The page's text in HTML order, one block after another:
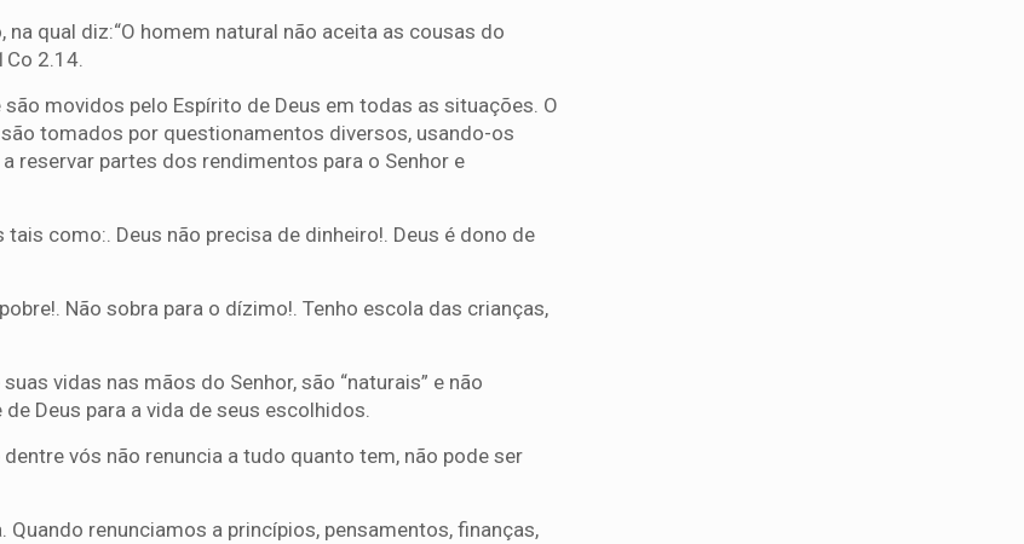
qual diz:“O homem natural não aceita as cousas do
2.14.
movidos pelo Espírito de Deus em todas as situações. O
tomados por questionamentos diversos, usando-os
reservar partes dos rendimentos para o Senhor e
como:. Deus não precisa de dinheiro!. Deus é dono de
Não sobra para o dízimo!. Tenho escola das crianças,
vidas nas mãos do Senhor, são “naturais” e não
Deus para a vida de seus escolhidos.
vós não renuncia a tudo quanto tem, não pode ser
renunciamos a princípios, pensamentos, finanças,